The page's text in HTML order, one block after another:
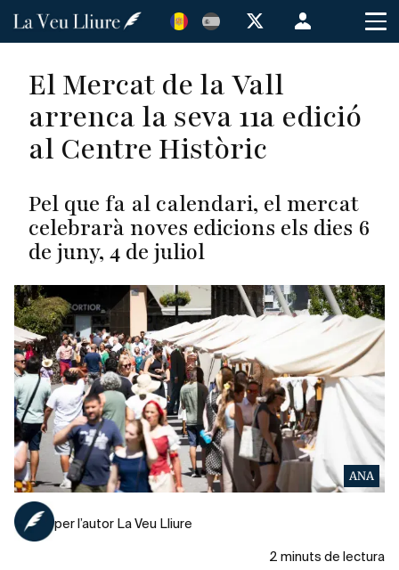
Vés
Menú
de
usuario
El Mercat de la Vall
arrenca la seva 11a edició
al Centre Històric
Pel que fa al calendari, el mercat
celebrarà noves edicions els dies 6
de juny, 4 de juliol
ANA
per l’autor La Veu Lliure
2 minuts de lectura